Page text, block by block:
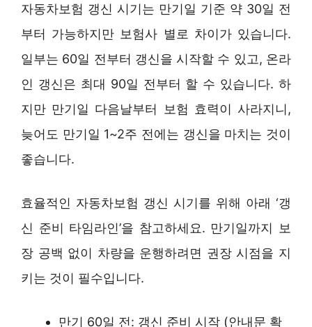
자동차보험 갱신 시기는 만기일 기준 약 30일 전
부터 가능하지만 보험사 별로 차이가 있습니다.
일부는 60일 전부터 갱신을 시작할 수 있고, 온라
인 갱신은 최대 90일 전부터 할 수 있습니다. 하
지만 만기일 다음날부터 보험 효력이 사라지니,
늦어도 만기일 1~2주 전에는 갱신을 마치는 것이
좋습니다.
효율적인 자동차보험 갱신 시기를 위해 아래 ‘갱
신 준비 타임라인’을 참고하세요. 만기일까지 보
장 공백 없이 차량을 운행하려면 권장 시점을 지
키는 것이 필수입니다.
만기 60일 전: 갱신 준비 시작 (안내문 확